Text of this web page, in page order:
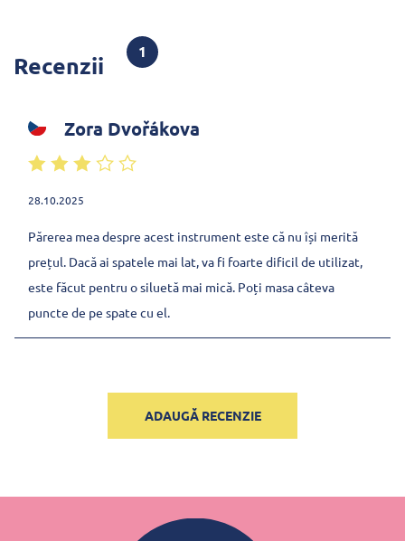
Recenzii 1
Zora Dvořákova
28.10.2025
Părerea mea despre acest instrument este că nu își merită
prețul. Dacă ai spatele mai lat, va fi foarte dificil de utilizat,
este făcut pentru o siluetă mai mică. Poți masa câteva
puncte de pe spate cu el.
ADAUGĂ RECENZIE